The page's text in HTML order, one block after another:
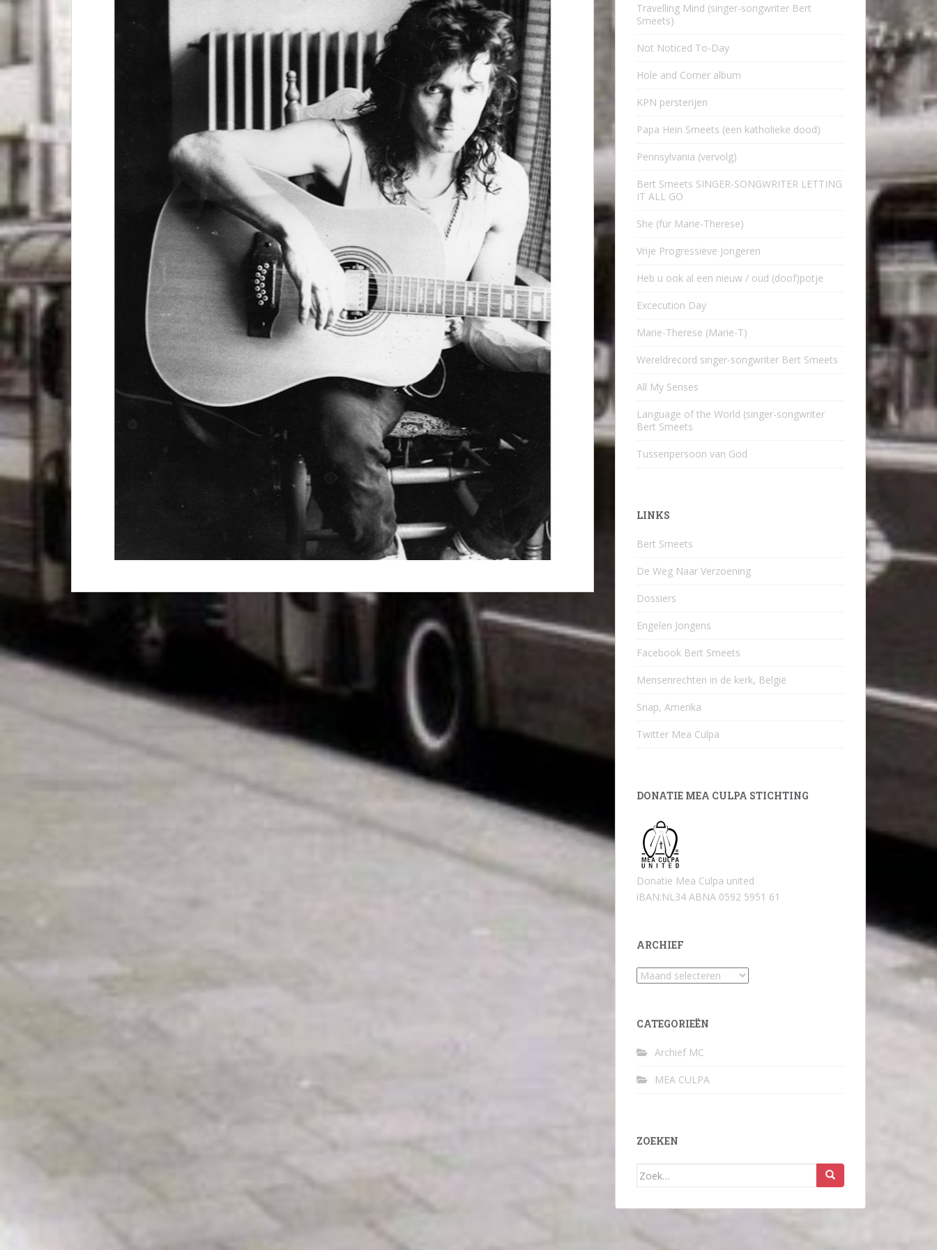
Travelling Mind (singer-songwriter Bert
Smeets)
Not Noticed To-Day
Hole and Corner album
KPN persterijen
Papa Hein Smeets (een katholieke dood)
Pennsylvania (vervolg)
Bert Smeets SINGER-SONGWRITER LETTING
IT ALL GO
She (für Marie-Therese)
Vrije Progressieve Jongeren
Heb u ook al een nieuw / oud (doof)potje
Excecution Day
Marie-Therese (Marie-T)
Wereldrecord singer-songwriter Bert Smeets
All My Senses
Language of the World (singer-songwriter
Bert Smeets
Tussenpersoon van God
LINKS
Bert Smeets
De Weg Naar Verzoening
Dossiers
Engelen Jongens
Facebook Bert Smeets
Mensenrechten in de kerk, België
Snap, Amerika
Twitter Mea Culpa
DONATIE MEA CULPA STICHTING
Donatie Mea Culpa united
iBAN:NL34 ABNA 0592 5951 61
ARCHIEF
Archief
CATEGORIEËN
Archief MC
MEA CULPA
ZOEKEN
Zoek